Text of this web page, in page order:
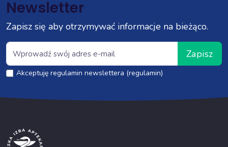
Newsletter
Zapisz się aby otrzymywać informacje na bieżąco.
Zapisz
Akceptuję regulamin newslettera (regulamin)